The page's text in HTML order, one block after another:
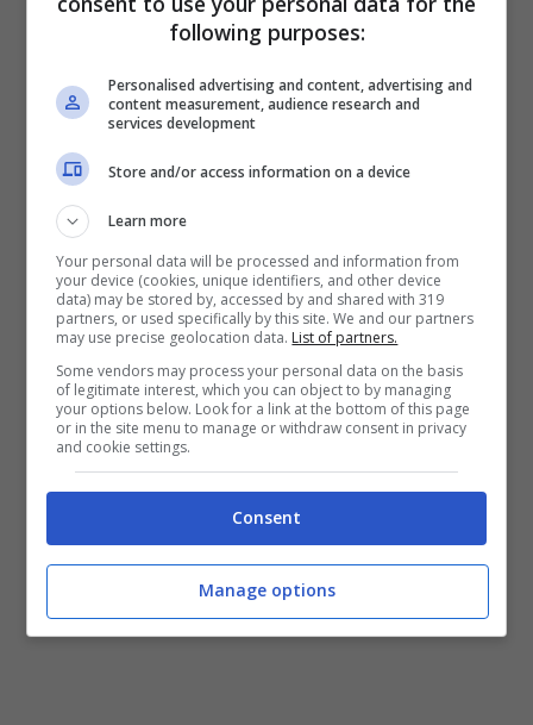
fare per evitare la demolizione
Quali sono i requisiti che consentono a certe
attività di poter sfruttare questo fondo da 140
milioni di euro? Come detto, dovrà essere
certificata la chiusura per almeno 100 giorni
2021. Inoltre i titolari dovranno possedere la
partita IVA e questa dovrà essere l’attività
prevalente alla data del 26 maggio 2021,
compresa tra i27 codici Ateco riportati in
allegato al decreto.
following purposes:
Personalised advertising and content, advertising and
content measurement, audience research and
services development
Store and/or access information on a device
Learn more
Your personal data will be processed and information from
your device (cookies, unique identifiers, and other device
data) may be stored by, accessed by and shared with 319
partners, or used specifically by this site. We and our partners
may use precise geolocation data. List of partners.
Some vendors may process your personal data on the basis
of legitimate interest, which you can object to by managing
your options below. Look for a link at the bottom of this page
or in the site menu to manage or withdraw consent in privacy
and cookie settings.
Consent
Manage options